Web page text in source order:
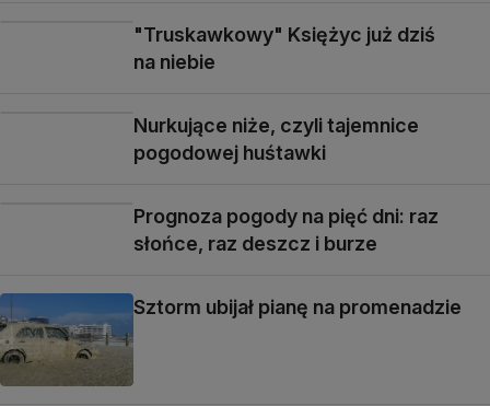
"Truskawkowy" Księżyc już dziś
na niebie
Nurkujące niże, czyli tajemnice
pogodowej huśtawki
Prognoza pogody na pięć dni: raz
słońce, raz deszcz i burze
Sztorm ubijał pianę na promenadzie